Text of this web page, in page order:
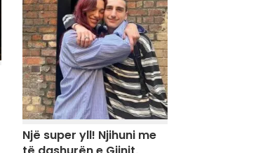
Një super yll! Njihuni me